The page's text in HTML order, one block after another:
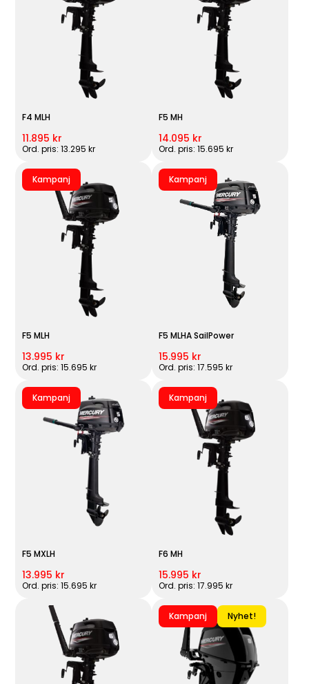
F4 MLH
11.895 kr
Ord. pris: 13.295 kr
F5 MH
14.095 kr
Ord. pris: 15.695 kr
Kampanj
F5 MLH
13.995 kr
Ord. pris: 15.695 kr
Kampanj
F5 MLHA SailPower
15.995 kr
Ord. pris: 17.595 kr
Kampanj
F5 MXLH
13.995 kr
Ord. pris: 15.695 kr
Kampanj
F6 MH
15.995 kr
Ord. pris: 17.995 kr
Kampanj Nyhet!